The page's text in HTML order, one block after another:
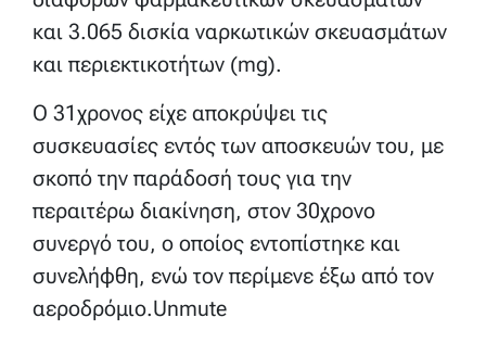
και 3.065 δισκία ναρκωτικών σκευασμάτων
και περιεκτικοτήτων (mg).
Ο 31χρονος είχε αποκρύψει τις
συσκευασίες εντός των αποσκευών του, με
σκοπό την παράδοσή τους για την
περαιτέρω διακίνηση, στον 30χρονο
συνεργό του, ο οποίος εντοπίστηκε και
συνελήφθη, ενώ τον περίμενε έξω από τον
αεροδρόμιο.Unmute